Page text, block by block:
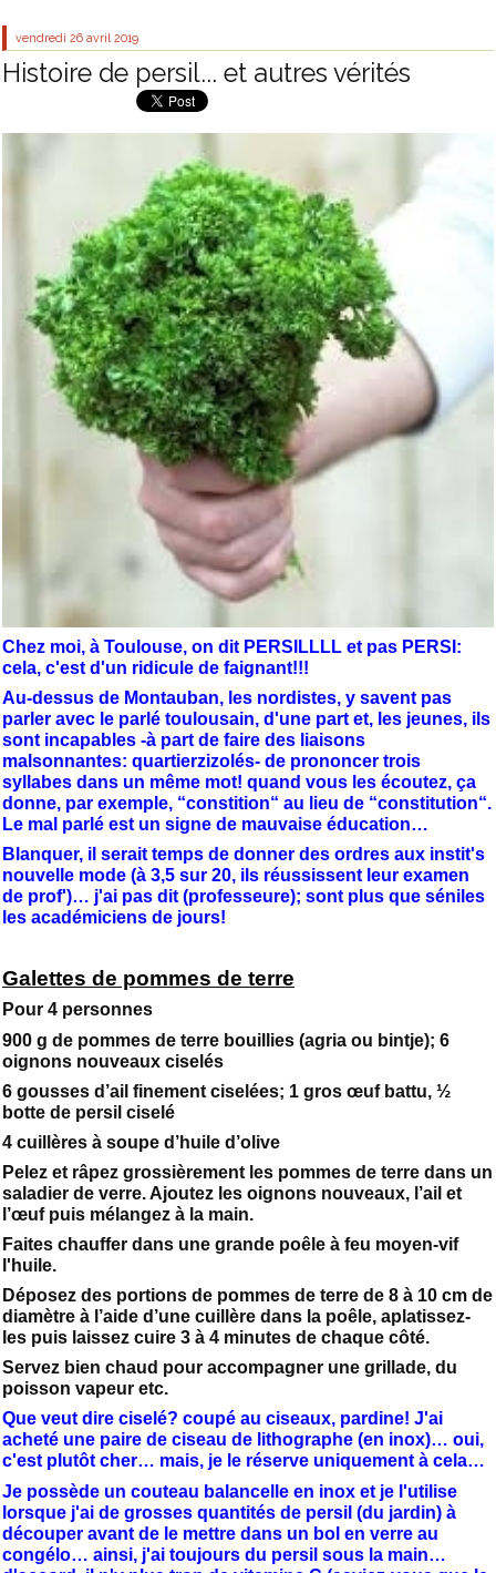
vendredi 26 avril 2019
Histoire de persil... et autres vérités
Chez moi, à Toulouse, on dit PERSILLLL et pas PERSI:
cela, c'est d'un ridicule de faignant!!!
Au-dessus de Montauban, les nordistes, y savent pas
parler avec le parlé toulousain, d'une part et, les jeunes, ils
sont incapables -à part de faire des liaisons
malsonnantes: quartierzizolés- de prononcer trois
syllabes dans un même mot! quand vous les écoutez, ça
donne, par exemple, “constition“ au lieu de “constitution“.
Le mal parlé est un signe de mauvaise éducation…
Blanquer, il serait temps de donner des ordres aux instit's
nouvelle mode (à 3,5 sur 20, ils réussissent leur examen
de prof')… j'ai pas dit (professeure); sont plus que séniles
les académiciens de jours!
Galettes de pommes de terre
Pour 4 personnes
900 g de pommes de terre bouillies (agria ou bintje); 6
oignons nouveaux ciselés
6 gousses d’ail finement ciselées; 1 gros œuf battu, ½
botte de persil ciselé
4 cuillères à soupe d’huile d’olive
Pelez et râpez grossièrement les pommes de terre dans un
saladier de verre. Ajoutez les oignons nouveaux, l’ail et
l’œuf puis mélangez à la main.
Faites chauffer dans une grande poêle à feu moyen-vif
l'huile.
Déposez des portions de pommes de terre de 8 à 10 cm de
diamètre à l’aide d’une cuillère dans la poêle, aplatissez-
les puis laissez cuire 3 à 4 minutes de chaque côté.
Servez bien chaud pour accompagner une grillade, du
poisson vapeur etc.
Que veut dire ciselé? coupé au ciseaux, pardine! J'ai
acheté une paire de ciseau de lithographe (en inox)… oui,
c'est plutôt cher… mais, je le réserve uniquement à cela…
Je possède un couteau balancelle en inox et je l'utilise
lorsque j'ai de grosses quantités de persil (du jardin) à
découper avant de le mettre dans un bol en verre au
congélo… ainsi, j'ai toujours du persil sous la main…